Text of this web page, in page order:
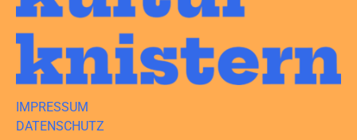
IMPRESSUM
DATENSCHUTZ